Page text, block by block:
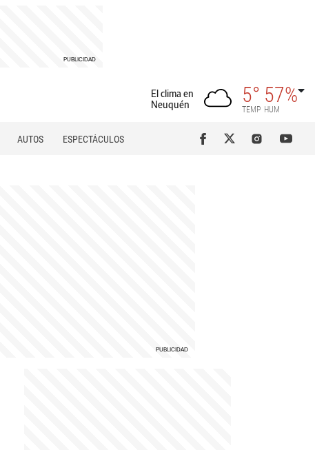
El clima en
Neuquén
5°
TEMP
57%
HUM
AUTOS
ESPECTÁCULOS